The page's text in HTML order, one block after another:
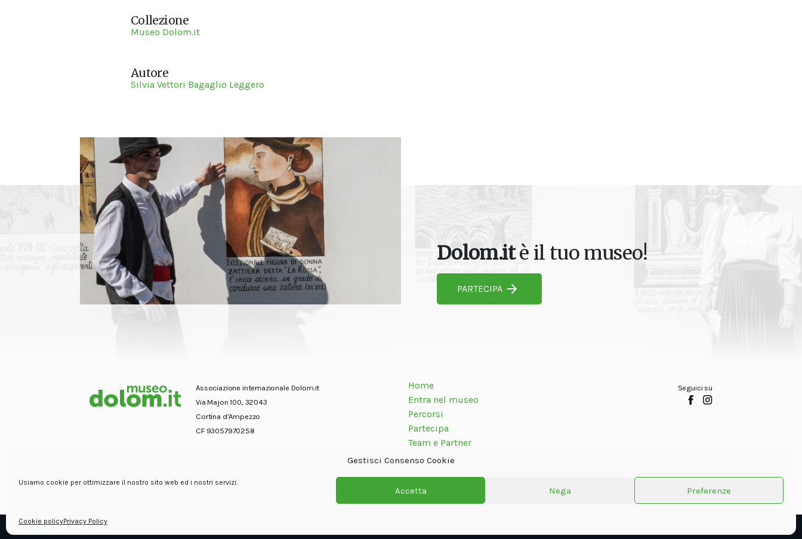
Gestisci Consenso Cookie
Usiamo cookie per ottimizzare il nostro sito web ed i nostri servizi.
Accetta Nega Preferenze
Cookie policyPrivacy Policy
Collezione
Museo Dolom.it
Autore
Silvia Vettori Bagaglio Leggero
Dolom.itè il tuo museo!
PARTECIPA
Associazione internazionale Dolom.it
Via Majon 100, 32043
Cortina d’Ampezzo
CF 93057970258
Home
Entra nel museo
Percorsi
Partecipa
Team e Partner
Contatti
Seguici su
© Associazione internazionale Dolom.it